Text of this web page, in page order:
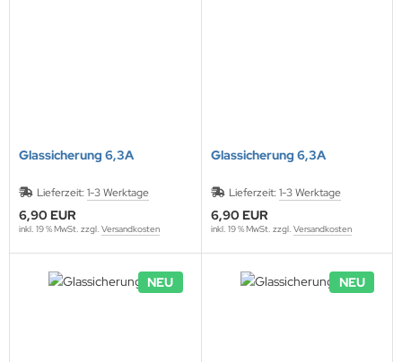
Glassicherung 6,3A
Lieferzeit: 1-3 Werktage
6,90 EUR
inkl. 19 % MwSt. zzgl. Versandkosten
Glassicherung 6,3A
Lieferzeit: 1-3 Werktage
6,90 EUR
inkl. 19 % MwSt. zzgl. Versandkosten
NEU NEU